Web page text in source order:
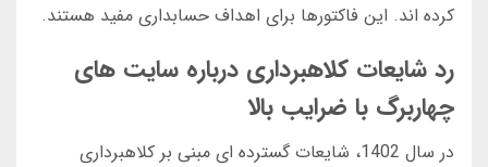
کرده اند. این فاکتورها برای اهداف حسابداری مفید هستند.
رد شایعات کلاهبرداری درباره سایت های
چهاربرگ با ضرایب بالا
در سال 1402، شایعات گسترده ای مبنی بر کلاهبرداری